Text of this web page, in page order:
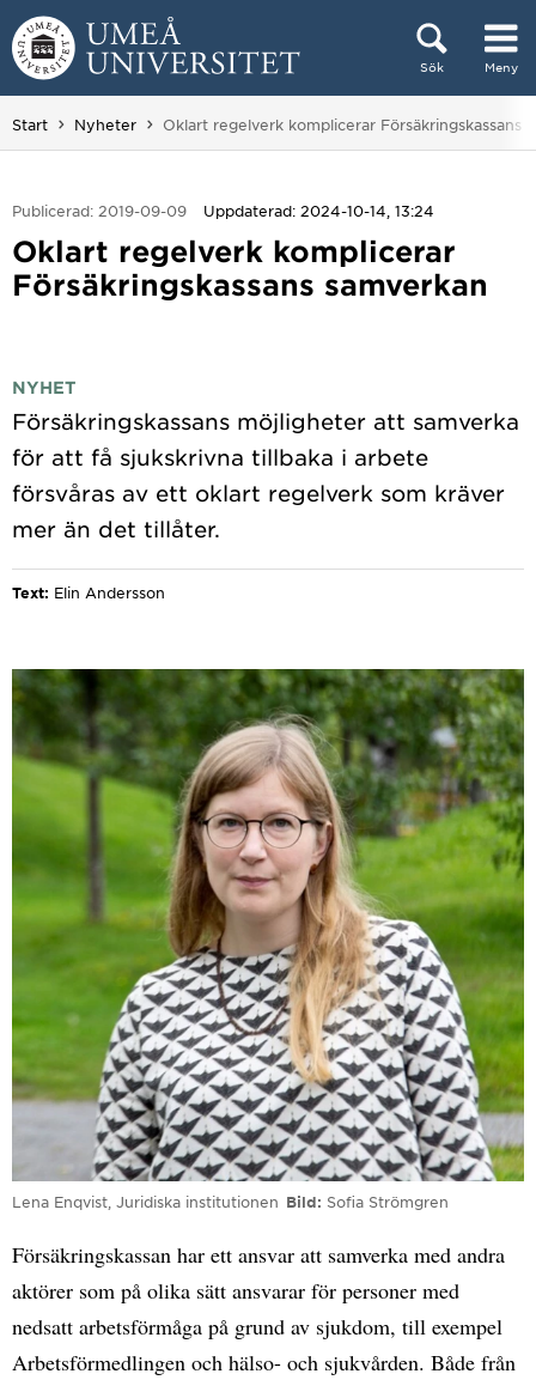
Hoppa direkt till innehållet
Sök Meny
Huvudmenyn dold.
Start Nyheter Du är här:
Oklart regelverk komplicerar Försäkringskassans
Publicerad: 2019-09-09 Uppdaterad: 2024-10-14, 13:24
Oklart regelverk komplicerar
Försäkringskassans samverkan
NYHET
Försäkringskassans möjligheter att samverka
för att få sjukskrivna tillbaka i arbete
försvåras av ett oklart regelverk som kräver
Text: Elin Andersson
Lena Enqvist, Juridiska institutionen Bild Sofia Strömgren
Försäkringskassan har ett ansvar att samverka med andra
aktörer som på olika sätt ansvarar för personer med
nedsatt arbetsförmåga på grund av sjukdom, till exempel
Arbetsförmedlingen och hälso- och sjukvården. Både från